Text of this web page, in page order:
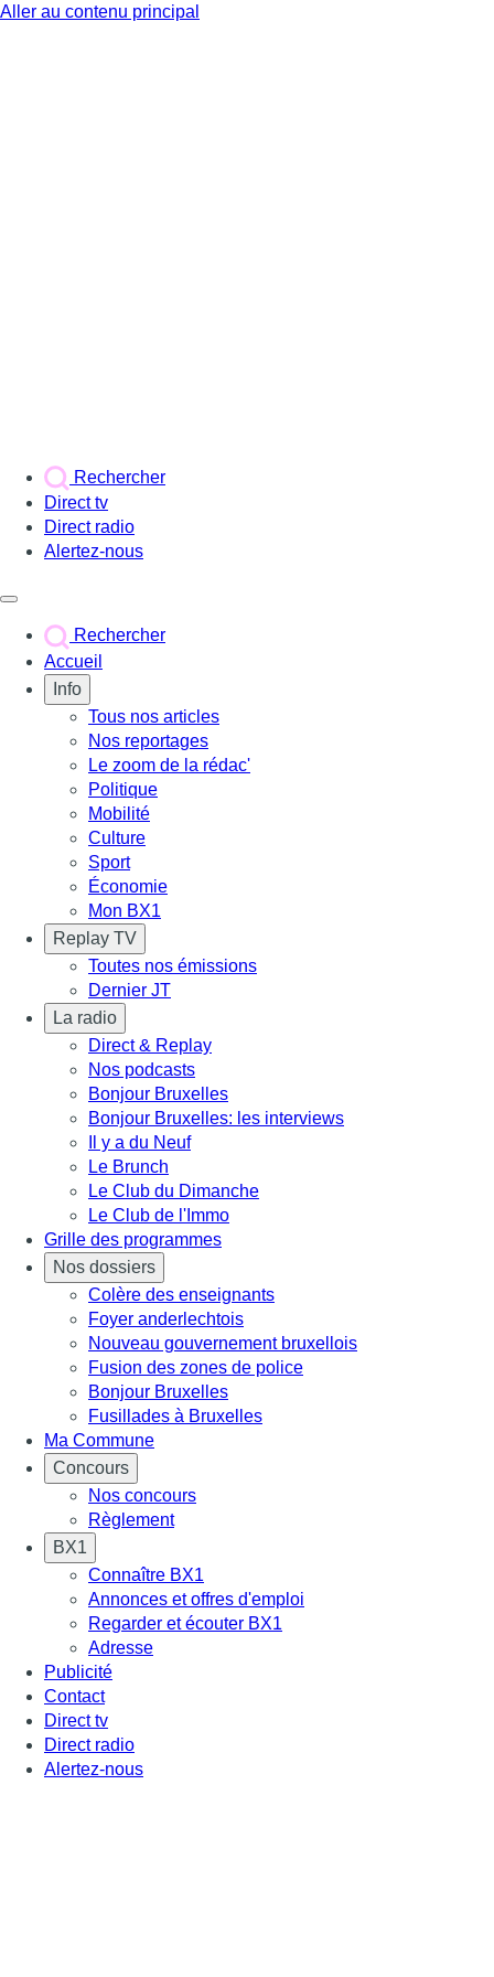
Aller au contenu principal
Rechercher
Direct tv
Direct radio
Alertez-nous
Rechercher
Accueil
Info
Tous nos articles
Nos reportages
Le zoom de la rédac'
Politique
Mobilité
Culture
Sport
Économie
Mon BX1
Replay TV
Toutes nos émissions
Dernier JT
La radio
Direct & Replay
Nos podcasts
Bonjour Bruxelles
Bonjour Bruxelles: les interviews
Il y a du Neuf
Le Brunch
Le Club du Dimanche
Le Club de l'Immo
Grille des programmes
Nos dossiers
Colère des enseignants
Foyer anderlechtois
Nouveau gouvernement bruxellois
Fusion des zones de police
Bonjour Bruxelles
Fusillades à Bruxelles
Ma Commune
Concours
Nos concours
Règlement
BX1
Connaître BX1
Annonces et offres d'emploi
Regarder et écouter BX1
Adresse
Publicité
Contact
Direct tv
Direct radio
Alertez-nous